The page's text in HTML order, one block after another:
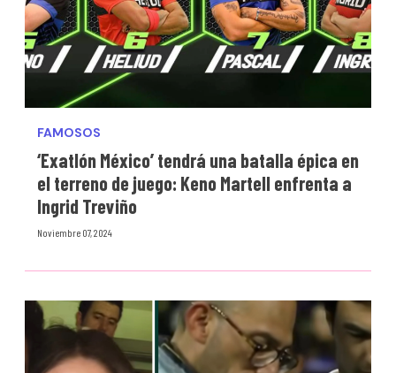
FAMOSOS
‘Exatlón México’ tendrá una batalla épica en
el terreno de juego: Keno Martell enfrenta a
Ingrid Treviño
Noviembre 07, 2024